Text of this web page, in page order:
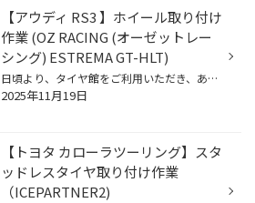
【アウディ RS3 】ホイール取り付け
作業 (OZ RACING (オーゼットレー
シング) ESTREMA GT-HLT)
日頃より、タイヤ館をご利用いただき、ありがとうございます。 さて、当店と同じチェーン店の近隣タイヤ館店舗で作業いたしましたホイール取り付け作業をご紹介します。 （WEB掲載をご快諾いただきましたお客様！大変感謝しております。 いつもご愛顧いただき誠にありがとうございます！！ おクルマ...
2025年11月19日
【トヨタ カローラツーリング】スタ
ッドレスタイヤ取り付け作業
（ICEPARTNER2)